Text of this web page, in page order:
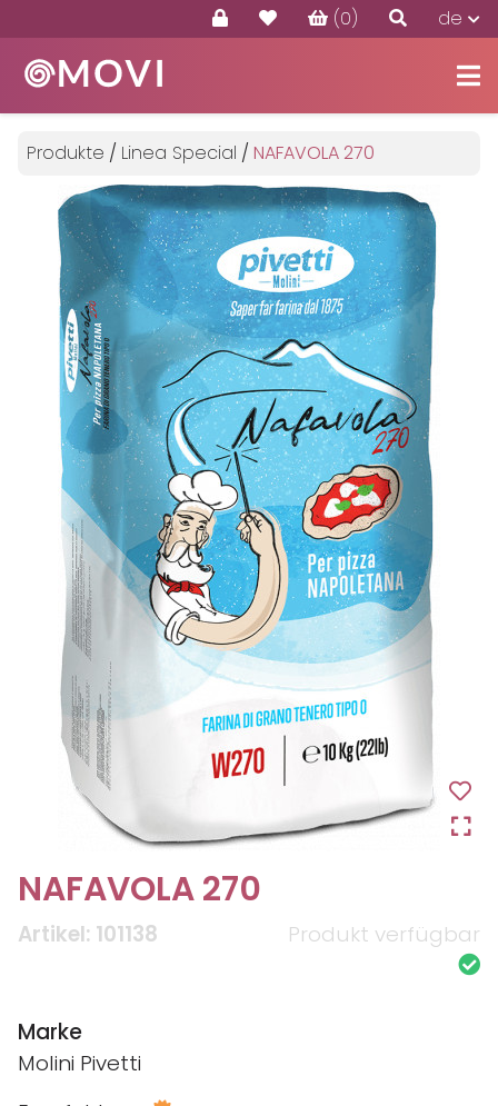
(0) de
Produkte
Kontakte
Produkte / Linea Special / NAFAVOLA 270
NAFAVOLA 270
Artikel: 101138 Produkt verfügbar
Marke
Molini Pivetti